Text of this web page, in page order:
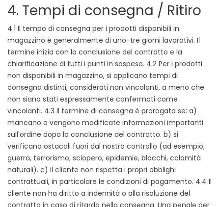
4. Tempi di consegna / Ritiro
4.1 Il tempo di consegna per i prodotti disponibili in
magazzino è generalmente di uno-tre giorni lavorativi. Il
termine inizia con la conclusione del contratto e la
chiarificazione di tutti i punti in sospeso. 4.2 Per i prodotti
non disponibili in magazzino, si applicano tempi di
consegna distinti, considerati non vincolanti, a meno che
non siano stati espressamente confermati come
vincolanti. 4.3 Il termine di consegna è prorogato se: a)
mancano o vengono modificate informazioni importanti
sull'ordine dopo la conclusione del contratto. b) si
verificano ostacoli fuori dal nostro controllo (ad esempio,
guerra, terrorismo, sciopero, epidemie, blocchi, calamità
naturali). c) il cliente non rispetta i propri obblighi
contrattuali, in particolare le condizioni di pagamento. 4.4 Il
cliente non ha diritto a indennità o alla risoluzione del
contratto in caso di ritardo nella consegna. Una penale per